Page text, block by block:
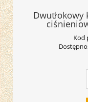
Kod